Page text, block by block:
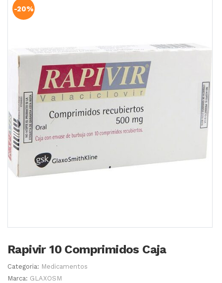
-20%
Rapivir 10 Comprimidos Caja
Categoria: Medicamentos
Marca: GLAXOSM